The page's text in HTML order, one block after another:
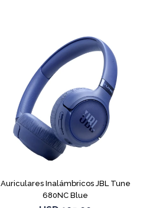
Auriculares Inalámbricos JBL Tune
680NC Blue